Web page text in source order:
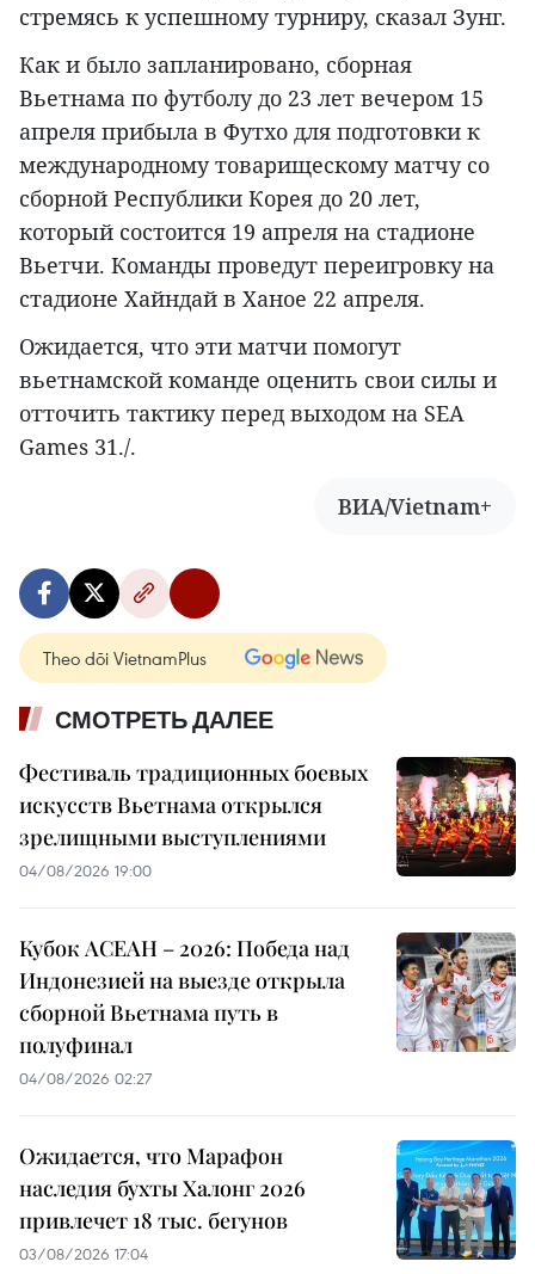
стремясь к успешному турниру, сказал Зунг.
Как и было запланировано, сборная
Вьетнама по футболу до 23 лет вечером 15
апреля прибыла в Футхо для подготовки к
международному товарищескому матчу со
сборной Республики Корея до 20 лет,
который состоится 19 апреля на стадионе
Вьетчи. Команды проведут переигровку на
стадионе Хайндай в Ханое 22 апреля.
Ожидается, что эти матчи помогут
вьетнамской команде оценить свои силы и
отточить тактику перед выходом на SEA
Games 31./.
ВИА/Vietnam+
Theo dõi VietnamPlus
СМОТРЕТЬ ДАЛЕЕ
Фестиваль традиционных боевых
искусств Вьетнама открылся
зрелищными выступлениями
04/08/2026 19:00
Кубок АСЕАН – 2026: Победа над
Индонезией на выезде открыла
сборной Вьетнама путь в
полуфинал
04/08/2026 02:27
Ожидается, что Марафон
наследия бухты Халонг 2026
привлечет 18 тыс. бегунов
03/08/2026 17:04